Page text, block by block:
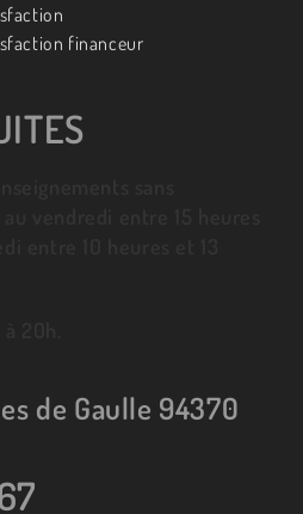
financeur
de Gaulle 94370